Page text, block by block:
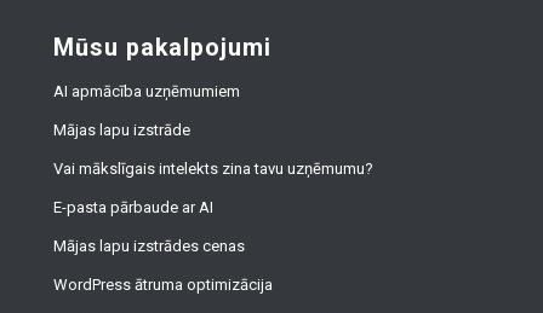
Mūsu pakalpojumi
AI apmācība uzņēmumiem
Mājas lapu izstrāde
Vai mākslīgais intelekts zina tavu uzņēmumu?
E-pasta pārbaude ar AI
Mājas lapu izstrādes cenas
WordPress ātruma optimizācija